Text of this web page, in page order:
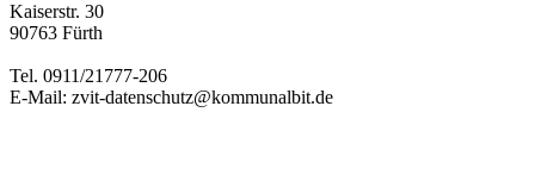
Kaiserstr. 30
90763 Fürth
Tel. 0911/21777-206
E-Mail: zvit-datenschutz@kommunalbit.de